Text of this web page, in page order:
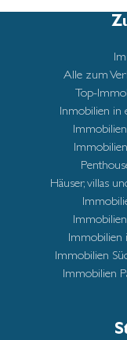
Alle zum
Top-
Inmobilien in
Häuser, villas
Immobilien
Immobilien
Immobilien